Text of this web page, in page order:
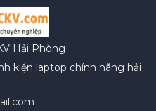
Hải Phòng
kiện laptop chính hãng hải